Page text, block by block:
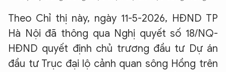
Theo Chỉ thị này, ngày 11-5-2026, HĐND TP
Hà Nội đã thông qua Nghị quyết số 18/NQ-
HĐND quyết định chủ trương đầu tư Dự án
đầu tư Trục đại lộ cảnh quan sông Hồng trên